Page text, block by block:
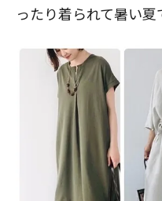
ったり着られて暑い夏